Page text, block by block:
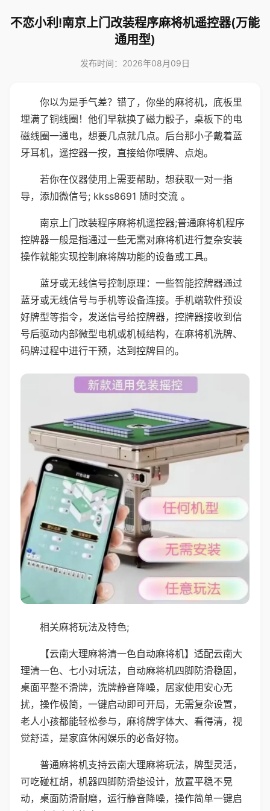
不恋小利!南京上门改装程序麻将机遥控器(万能
通用型)
发布时间：2026年08月09日
你以为是手气差？错了，你坐的麻将机，底板里
埋满了铜线圈！他们早就换了磁力骰子，桌板下的电
磁线圈一通电，想要几点就几点。后台那小子戴着蓝
牙耳机，遥控器一按，直接给你喂牌、点炮。
若你在仪器使用上需要帮助，想获取一对一指
导，添加微信号; kkss8691 随时交流 。
南京上门改装程序麻将机遥控器;普通麻将机程序
控牌器一般是指通过一些无需对麻将机进行复杂安装
操作就能实现控制麻将牌功能的设备或工具。
蓝牙或无线信号控制原理：一些智能控牌器通过
蓝牙或无线信号与手机等设备连接。手机端软件预设
好牌型等指令，发送信号给控牌器，控牌器接收到信
号后驱动内部微型电机或机械结构，在麻将机洗牌、
码牌过程中进行干预，达到控牌目的。
相关麻将玩法及特色;
【云南大理麻将清一色自动麻将机】适配云南大
理清一色、七小对玩法，自动麻将机四脚防滑稳固，
桌面平整不滑牌，洗牌静音降噪，居家使用安心无
扰，操作极简，一键启动即可开局，无需复杂设置，
老人小孩都能轻松参与，麻将牌字体大、看得清，视
觉舒适，是家庭休闲娱乐的必备好物。
普通麻将机支持云南大理麻将玩法，牌型灵活，
可吃碰杠胡，机器四脚防滑垫设计，放置平稳不晃
动，桌面防滑耐磨，运行静音降噪，操作简单一键启